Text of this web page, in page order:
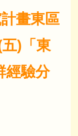
畫東區
)「東
經驗分